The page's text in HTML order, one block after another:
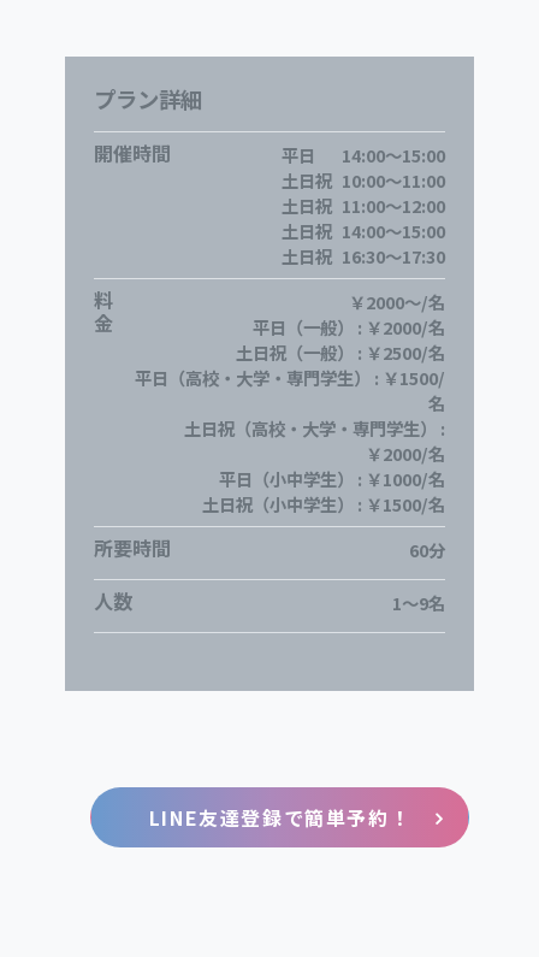
プラン詳細
開催時間 平日
14:00～15:00
土日祝 10:00～11:00
土日祝 11:00～12:00
土日祝 14:00～15:00
土日祝 16:30～17:30
料
金
￥2000〜/名
平日（一般） : ￥2000/名
土日祝（一般） : ￥2500/名
平日（高校・大学・専門学生） : ￥1500/
名
土日祝（高校・大学・専門学生） :
￥2000/名
平日（小中学生） : ￥1000/名
土日祝（小中学生） : ￥1500/名
所要時間 60分
人数 1～9名
LINE友達登録で簡単予約！